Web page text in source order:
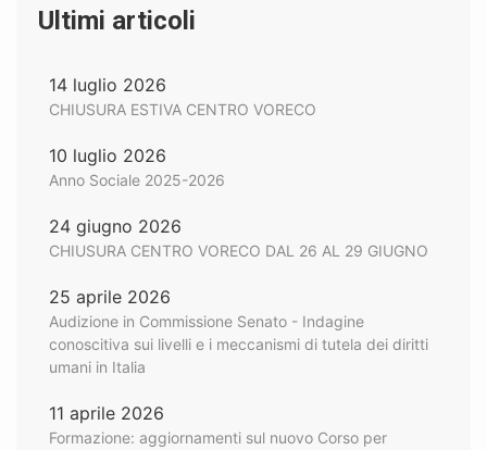
Ultimi articoli
14 luglio 2026
CHIUSURA ESTIVA CENTRO VORECO
10 luglio 2026
Anno Sociale 2025-2026
24 giugno 2026
CHIUSURA CENTRO VORECO DAL 26 AL 29 GIUGNO
25 aprile 2026
Audizione in Commissione Senato - Indagine
conoscitiva sui livelli e i meccanismi di tutela dei diritti
umani in Italia
11 aprile 2026
Formazione: aggiornamenti sul nuovo Corso per